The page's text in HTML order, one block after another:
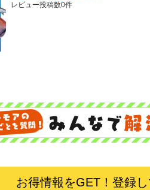
レビュー投稿数0件
お得情報をGET！登録